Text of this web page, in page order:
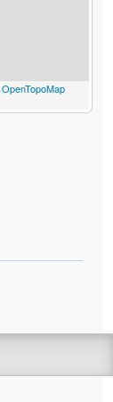
OpenTopoMap